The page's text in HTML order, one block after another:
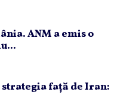
ANM a emis o
faţă de Iran: